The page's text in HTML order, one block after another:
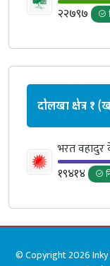
२२७९७
दोलखा क्षेत्र १
भरत वहादुर
१९४१४
© Copyright 2026 Inky